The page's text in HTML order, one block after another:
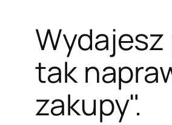
tak
zakupy".